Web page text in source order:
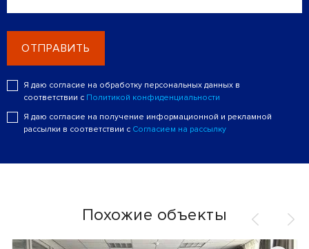
ОТПРАВИТЬ
Я даю согласие на обработку персональных данных в
соответствии с Политикой конфиденциальности
Я даю согласие на получение информационной и рекламной
рассылки в соответствии с Согласием на рассылку
Похожие объекты